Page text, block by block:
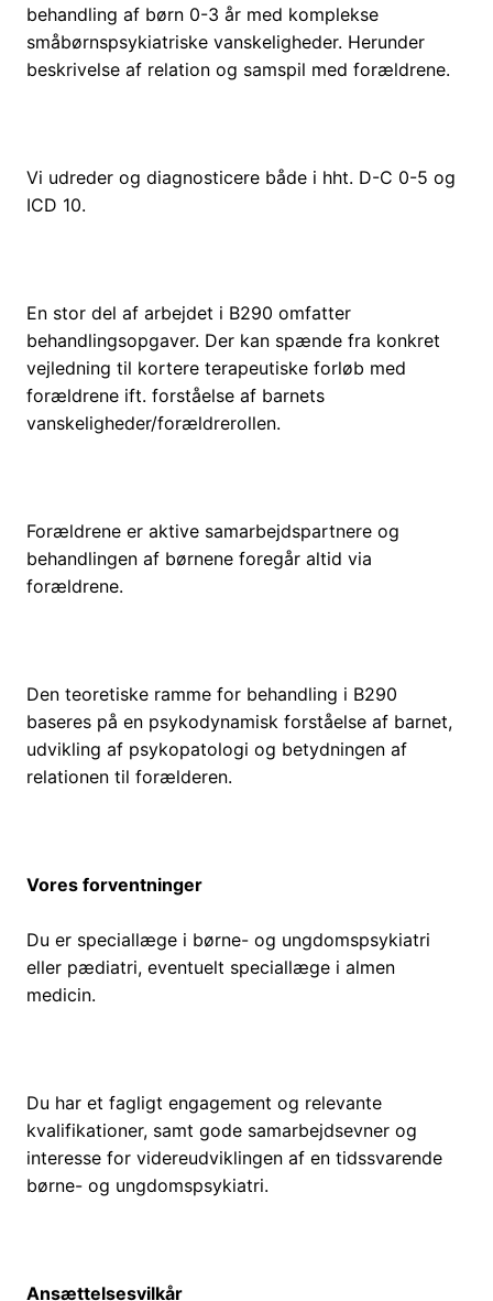
behandling af børn 0-3 år med komplekse
småbørnspsykiatriske vanskeligheder. Herunder
beskrivelse af relation og samspil med forældrene.
Vi udreder og diagnosticere både i hht. D-C 0-5 og
ICD 10.
En stor del af arbejdet i B290 omfatter
behandlingsopgaver. Der kan spænde fra konkret
vejledning til kortere terapeutiske forløb med
forældrene ift. forståelse af barnets
vanskeligheder/forældrerollen.
Forældrene er aktive samarbejdspartnere og
behandlingen af børnene foregår altid via
forældrene.
Den teoretiske ramme for behandling i B290
baseres på en psykodynamisk forståelse af barnet,
udvikling af psykopatologi og betydningen af
relationen til forælderen.
Vores forventninger
Du er speciallæge i børne- og ungdomspsykiatri
eller pædiatri, eventuelt speciallæge i almen
medicin.
Du har et fagligt engagement og relevante
kvalifikationer, samt gode samarbejdsevner og
interesse for videreudviklingen af en tidssvarende
børne- og ungdomspsykiatri.
Ansættelsesvilkår